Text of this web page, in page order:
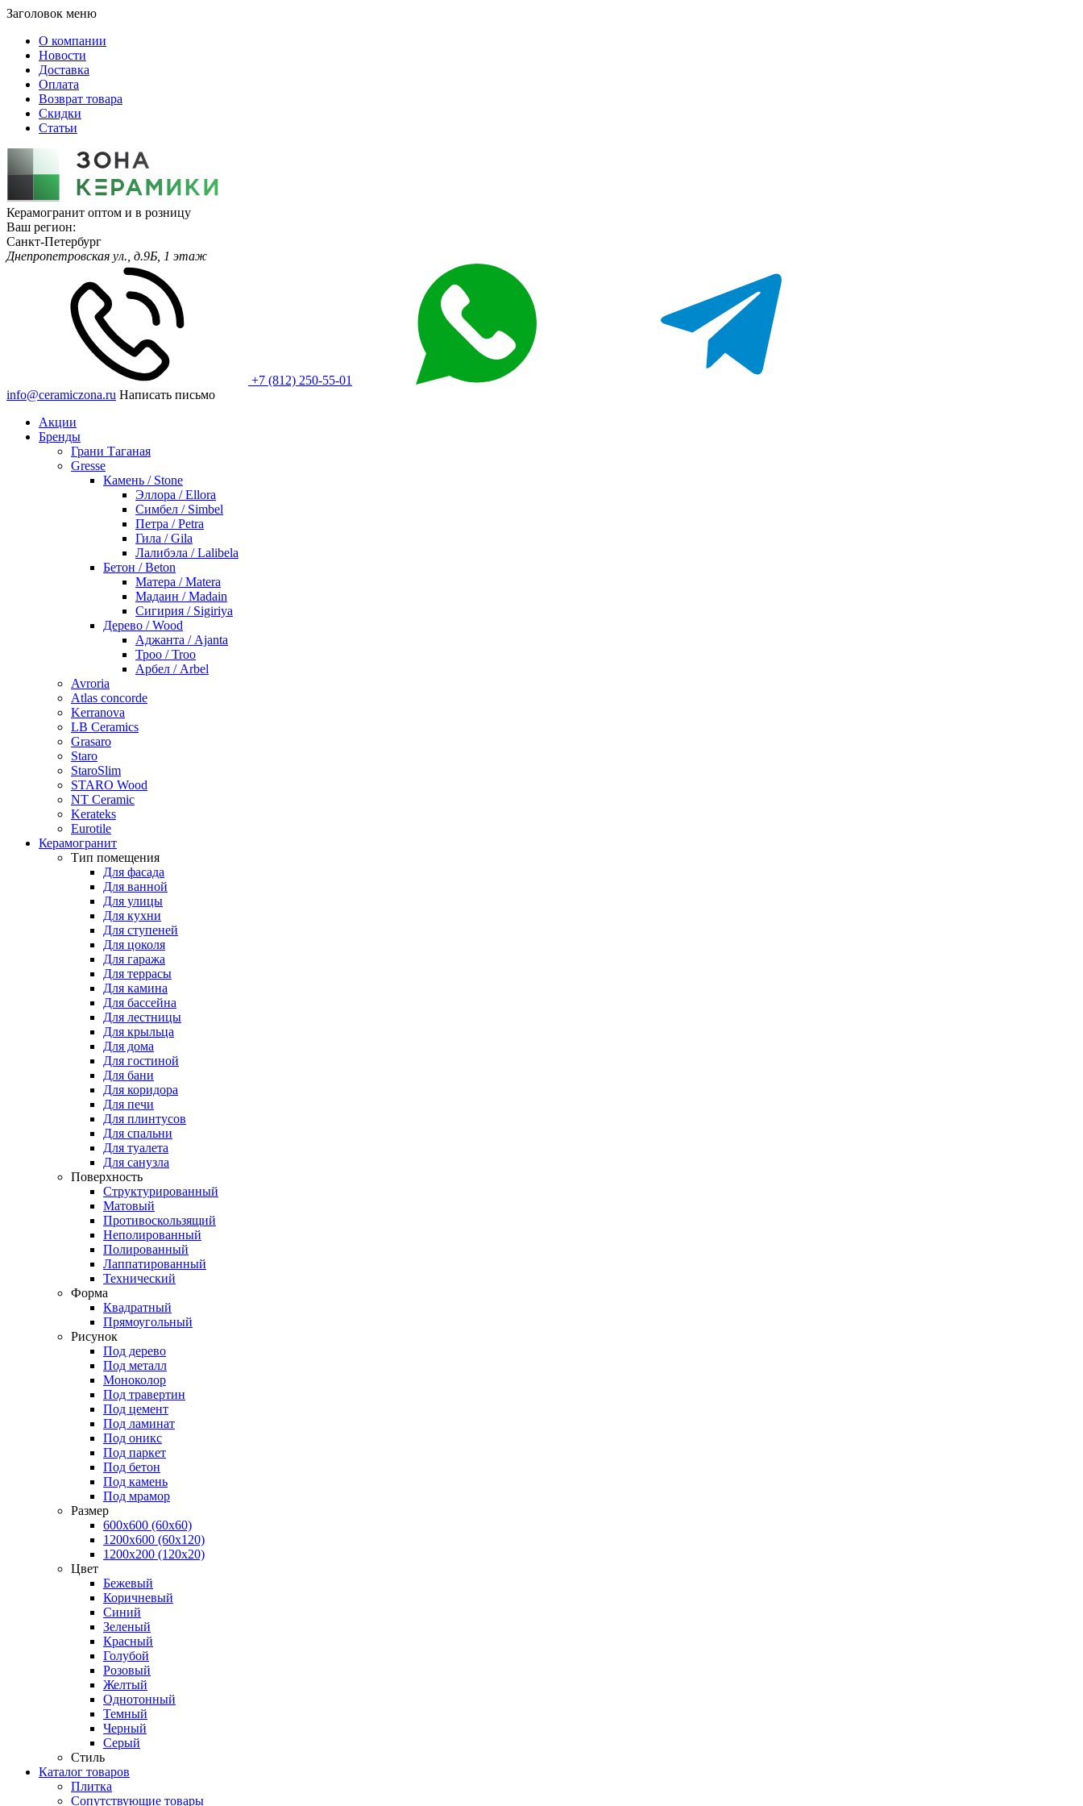
Заголовок меню
О компании
Новости
Доставка
Оплата
Возврат товара
Скидки
Статьи
Керамогранит оптом и в розницу
Ваш регион:
Санкт-Петербург
Днепропетровская ул., д.9Б, 1 этаж
+7 (812) 250-55-01
info@ceramiczona.ru Написать письмо
Акции
Бренды
Грани Таганая
Gresse
Камень / Stone
Эллора / Ellora
Симбел / Simbel
Петра / Petra
Гила / Gila
Лалибэла / Lalibela
Бетон / Beton
Матера / Matera
Мадаин / Madain
Сигирия / Sigiriya
Дерево / Wood
Аджанта / Ajanta
Троо / Troo
Арбел / Arbel
Avroria
Atlas concorde
Kerranova
LB Ceramics
Grasaro
Staro
StaroSlim
STARO Wood
NT Ceramic
Kerateks
Eurotile
Керамогранит
Тип помещения
Для фасада
Для ванной
Для улицы
Для кухни
Для ступеней
Для цоколя
Для гаража
Для террасы
Для камина
Для бассейна
Для лестницы
Для крыльца
Для дома
Для гостиной
Для бани
Для коридора
Для печи
Для плинтусов
Для спальни
Для туалета
Для санузла
Поверхность
Структурированный
Матовый
Противоскользящий
Неполированный
Полированный
Лаппатированный
Технический
Форма
Квадратный
Прямоугольный
Рисунок
Под дерево
Под металл
Моноколор
Под травертин
Под цемент
Под ламинат
Под оникс
Под паркет
Под бетон
Под камень
Под мрамор
Размер
600х600 (60х60)
1200х600 (60х120)
1200х200 (120x20)
Цвет
Бежевый
Коричневый
Синий
Зеленый
Красный
Голубой
Розовый
Желтый
Однотонный
Темный
Черный
Серый
Стиль
Каталог товаров
Плитка
Сопутствующие товары